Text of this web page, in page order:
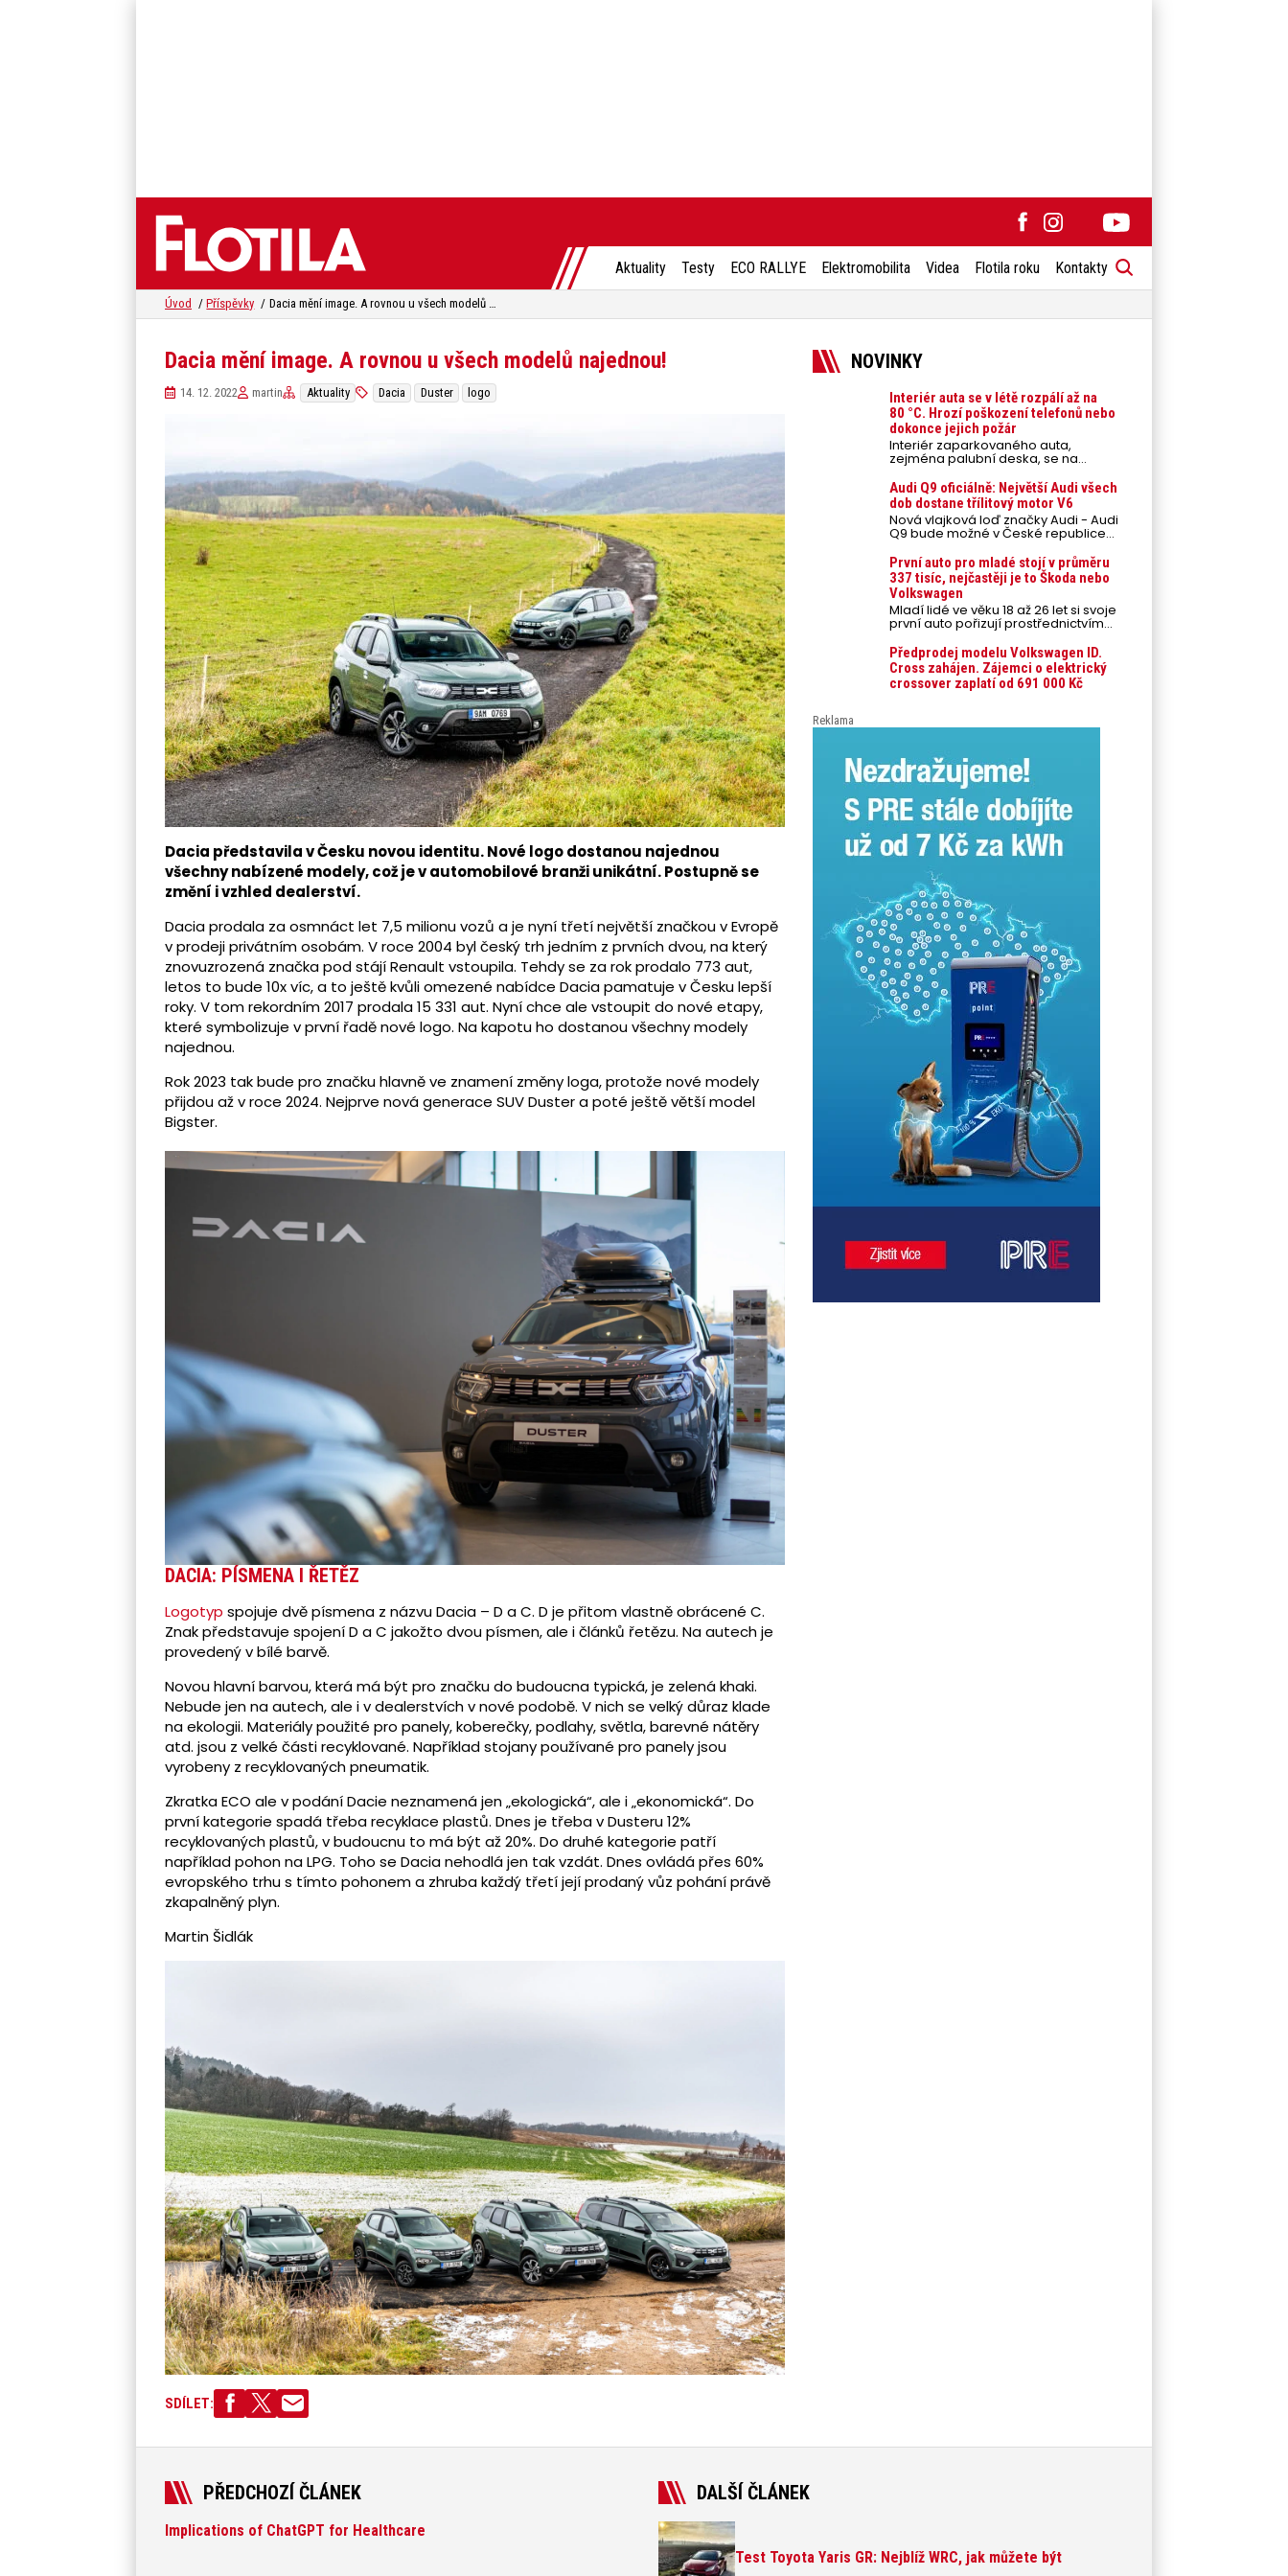
Aktuality Testy ECO RALLYE Elektromobilita Videa Flotila roku Kontakty
Úvod Příspěvky Dacia mění image. A rovnou u všech modelů najednou!
Dacia mění image. A rovnou u všech modelů najednou!
14. 12. 2022 martin Aktuality Dacia Duster logo
Dacia představila v Česku novou identitu. Nové logo dostanou najednou
všechny nabízené modely, což je v automobilové branži unikátní. Postupně se
změní i vzhled dealerství.
Dacia prodala za osmnáct let 7,5 milionu vozů a je nyní třetí největší značkou v Evropě
v prodeji privátním osobám. V roce 2004 byl český trh jedním z prvních dvou, na který
znovuzrozená značka pod stájí Renault vstoupila. Tehdy se za rok prodalo 773 aut,
letos to bude 10x víc, a to ještě kvůli omezené nabídce Dacia pamatuje v Česku lepší
roky. V tom rekordním 2017 prodala 15 331 aut. Nyní chce ale vstoupit do nové etapy,
které symbolizuje v první řadě nové logo. Na kapotu ho dostanou všechny modely
najednou.
Rok 2023 tak bude pro značku hlavně ve znamení změny loga, protože nové modely
přijdou až v roce 2024. Nejprve nová generace SUV Duster a poté ještě větší model
Bigster.
DACIA: PÍSMENA I ŘETĚZ
Logotyp spojuje dvě písmena z názvu Dacia – D a C. D je přitom vlastně obrácené C.
Znak představuje spojení D a C jakožto dvou písmen, ale i článků řetězu. Na autech je
provedený v bílé barvě.
Novou hlavní barvou, která má být pro značku do budoucna typická, je zelená khaki.
Nebude jen na autech, ale i v dealerstvích v nové podobě. V nich se velký důraz klade
na ekologii. Materiály použité pro panely, koberečky, podlahy, světla, barevné nátěry
atd. jsou z velké části recyklované. Například stojany používané pro panely jsou
vyrobeny z recyklovaných pneumatik.
Zkratka ECO ale v podání Dacie neznamená jen „ekologická“, ale i „ekonomická“. Do
první kategorie spadá třeba recyklace plastů. Dnes je třeba v Dusteru 12%
recyklovaných plastů, v budoucnu to má být až 20%. Do druhé kategorie patří
například pohon na LPG. Toho se Dacia nehodlá jen tak vzdát. Dnes ovládá přes 60%
evropského trhu s tímto pohonem a zhruba každý třetí její prodaný vůz pohání právě
zkapalněný plyn.
Martin Šidlák
SDÍLET:
NOVINKY
Interiér auta se v létě rozpálí až na
80 °C. Hrozí poškození telefonů nebo
dokonce jejich požár
Interiér zaparkovaného auta,
zejména palubní deska, se na
přímém slunci může během letních
veder rozpálit až na 80 °C. Takové
teploty představují nebezpečí pro
odložené mobilní telefony,
powerbanky nebo notebooky. Můžou
urychlit stárnutí baterií, poškodit
případech i zvýšit riziko požáru.
Audi Q9 oficiálně: Největší Audi všech
dob dostane třílitový motor V6
Nová vlajková loď značky Audi - Audi
Q9 bude možné v České republice
objednávat od prvního srpnového
týdne 2026, kde budou oznámeny
také české ceny.
První auto pro mladé stojí v průměru
337 tisíc, nejčastěji je to Škoda nebo
Volkswagen
Mladí lidé ve věku 18 až 26 let si svoje
první auto pořizují prostřednictvím
úvěrového financování jako ojeté. Je
to tak u 93,3 % lidí, jen 6,7 % si pořídí
nové auto. Průměrná pořizovací
cena vozu dosahuje 337 tisíc korun a
průměrná financovaná částka
posledních 10 let (2016–2026).
Předprodej modelu Volkswagen ID.
Cross zahájen. Zájemci o elektrický
crossover zaplatí od 691 000 Kč
Reklama
PŘEDCHOZÍ ČLÁNEK
Implications of ChatGPT for Healthcare
DALŠÍ ČLÁNEK
Test Toyota Yaris GR: Nejblíž WRC, jak můžete být